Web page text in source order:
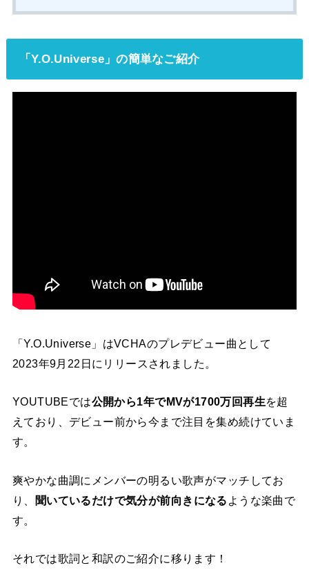
「Y.O.Universe」の簡単なご紹介
「Y.O.Universe」はVCHAのプレデビュー曲として
2023年9月22日にリリースされました。
YOUTUBEでは公開から1年でMVが1700万回再生を超
えており、デビュー前から今まで注目を集め続けていま
す。
爽やかな曲調にメンバーの明るい歌声がマッチしてお
り、
聞いているだけで気分が前向きになる ような楽曲で
す。
それでは歌詞と和訳のご紹介に移ります！